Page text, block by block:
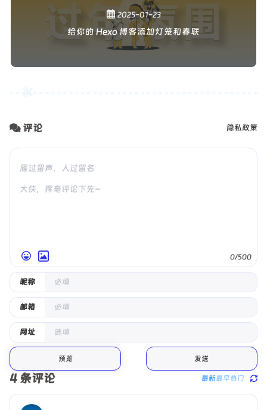
过年 氛围
2025-01-23
给你的 Hexo 博客添加灯笼和春联
评论 隐私政策
昵称
邮箱
网址
0/500
预览 发送
4 条评论 最新最早热门